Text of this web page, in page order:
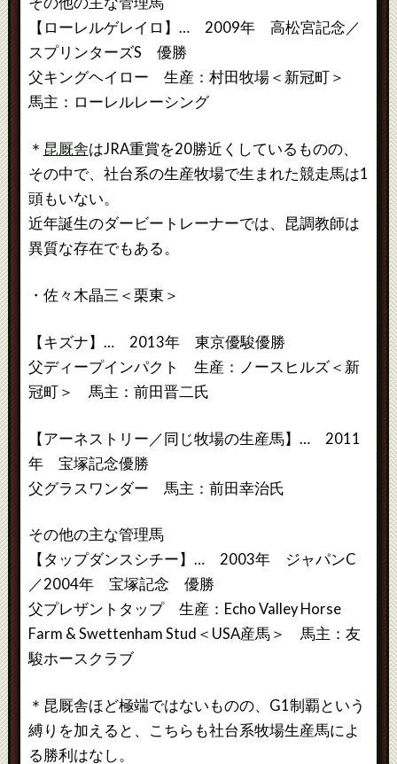
【ローレルゲレイロ】… 2009年 高松宮記念／
スプリンターズS 優勝
父キングヘイロー 生産：村田牧場＜新冠町＞
馬主：ローレルレーシング
＊ 昆厩舎はJRA重賞を20勝近くしているものの、
その中で、社台系の生産牧場で生まれた競走馬は1
頭もいない。
近年誕生のダービートレーナーでは、昆調教師は
異質な存在でもある。
・佐々木晶三＜栗東＞
【キズナ】… 2013年 東京優駿優勝
父ディープインパクト 生産：ノースヒルズ＜新
冠町＞ 馬主：前田晋二氏
【アーネストリー／同じ牧場の生産馬】… 2011
年 宝塚記念優勝
父グラスワンダー 馬主：前田幸治氏
その他の主な管理馬
【タップダンスシチー】… 2003年 ジャパンC
／2004年 宝塚記念 優勝
父プレザントタップ 生産：Echo Valley Horse
Farm & Swettenham Stud＜USA産馬＞ 馬主：友
駿ホースクラブ
＊昆厩舎ほど極端ではないものの、G1制覇という
縛りを加えると、こちらも社台系牧場生産馬によ
る勝利はなし。